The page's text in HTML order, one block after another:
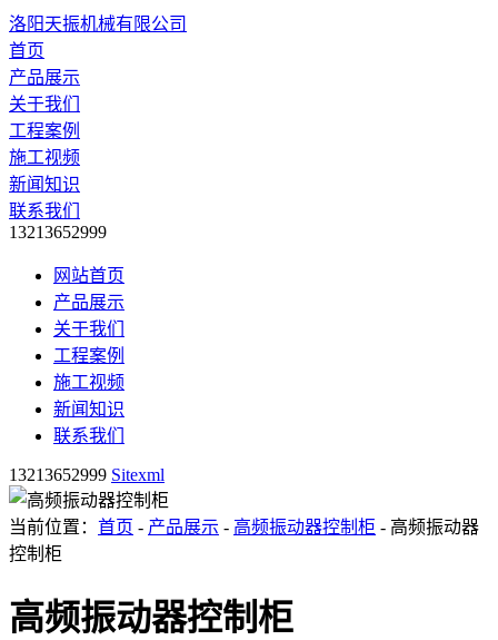
洛阳天振机械有限公司
首页
产品展示
关于我们
工程案例
施工视频
新闻知识
联系我们
13213652999
网站首页
产品展示
关于我们
工程案例
施工视频
新闻知识
联系我们
13213652999 Sitexml
当前位置： 首页 - 产品展示 - 高频振动器控制柜 - 高频振动器
控制柜
高频振动器控制柜